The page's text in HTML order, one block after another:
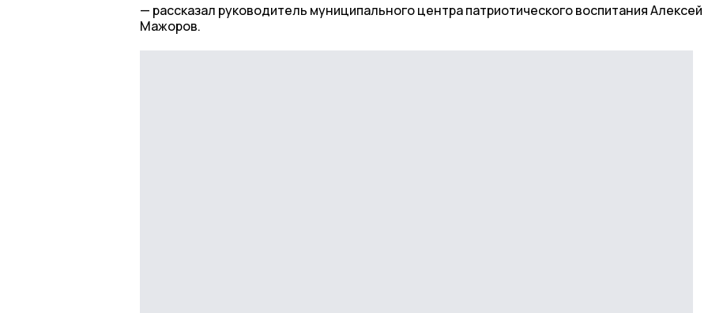
рассказал руководитель муниципального центра патриотического воспитания Алексей
Мажоров.